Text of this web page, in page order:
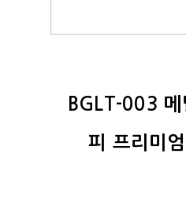
BGLT-003
피 프리미